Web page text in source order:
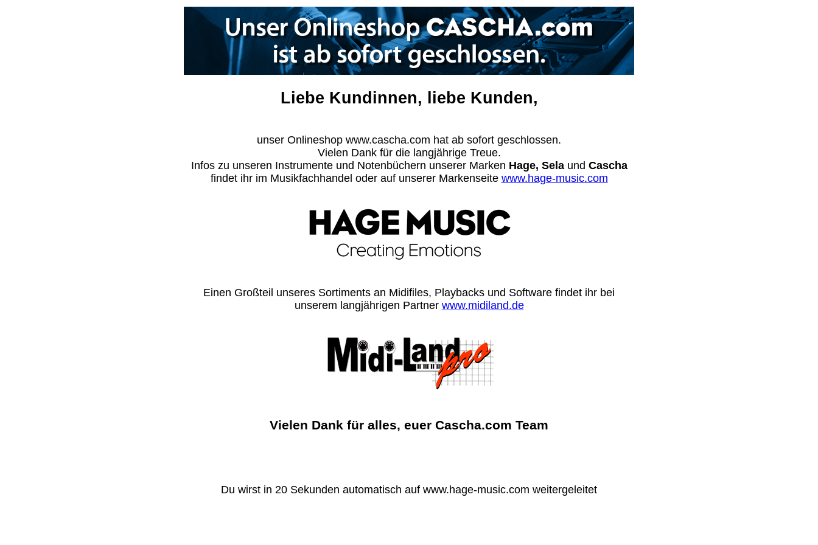
Liebe Kundinnen, liebe Kunden,
unser Onlineshop www.cascha.com hat ab sofort geschlossen.
Vielen Dank für die langjährige Treue.
Infos zu unseren Instrumente und Notenbüchern unserer Marken Hage, Selaund Cascha
findet ihr im Musikfachhandel oder auf unserer Markenseite www.hage-music.com
Einen Großteil unseres Sortiments an Midifiles, Playbacks und Software findet ihr bei
unserem langjährigen Partner www.midiland.de
Vielen Dank für alles, euer Cascha.com Team
Du wirst in 20 Sekunden automatisch auf www.hage-music.com weitergeleitet